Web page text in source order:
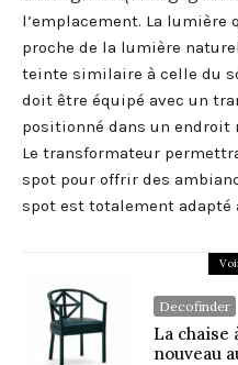
l’emplacement. La lumière
proche de la lumière
teinte similaire à celle du
doit être équipé avec un
positionné dans un endroit
Le transformateur
spot pour offrir des
spot est totalement adapté
Decofinder
La chaise
nouveau